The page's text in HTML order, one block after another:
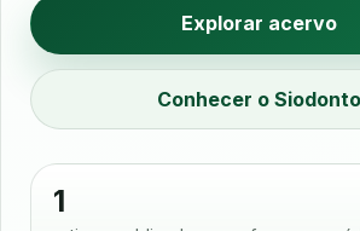
Explorar acervo
Conhecer o Siodonto
1